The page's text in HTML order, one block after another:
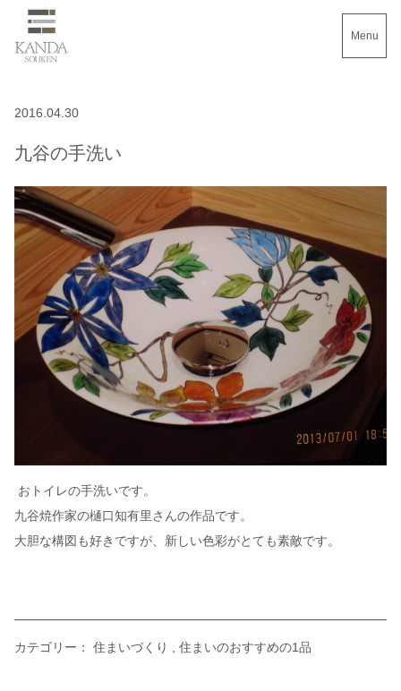
Menu
2016.04.30
九谷の手洗い
おトイレの手洗いです。
九谷焼作家の樋口知有里さんの作品です。
大胆な構図も好きですが、新しい色彩がとても素敵です。
カテゴリー： 住まいづくり 住まいのおすすめの1品